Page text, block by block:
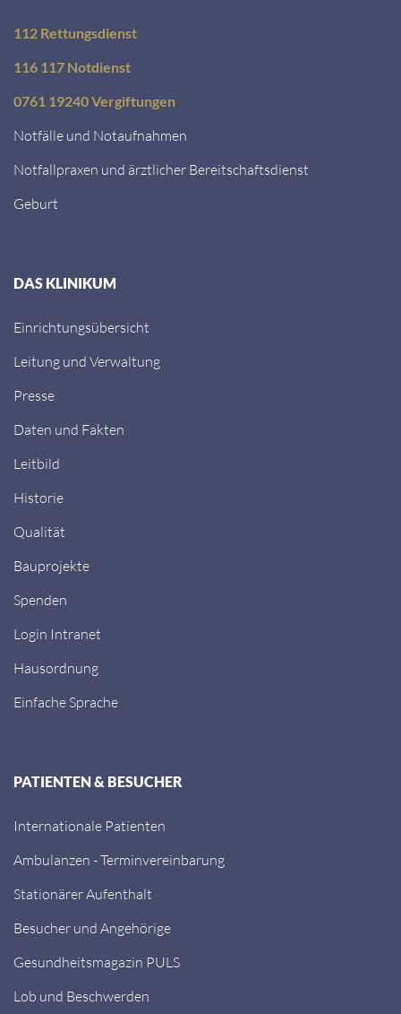
112 Rettungsdienst
116 117 Notdienst
0761 19240 Vergiftungen
Notfälle und Notaufnahmen
Notfallpraxen und ärztlicher Bereitschaftsdienst
Geburt
DAS KLINIKUM
Einrichtungsübersicht
Leitung und Verwaltung
Presse
Daten und Fakten
Leitbild
Historie
Qualität
Bauprojekte
Spenden
Login Intranet
Hausordnung
Einfache Sprache
PATIENTEN & BESUCHER
Internationale Patienten
Ambulanzen - Terminvereinbarung
Stationärer Aufenthalt
Besucher und Angehörige
Gesundheitsmagazin PULS
Lob und Beschwerden